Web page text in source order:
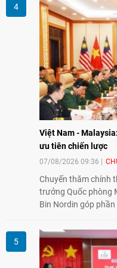
Nông nghiệp và An
hướng tới thúc đẩy
và mở rộng hợp tác
Việt Nam -
ưu tiên chiến lược
07/08/2026 09:36
Chuyến thăm chính
trưởng Quốc phòng
Bin Nordin góp
Malaysia theo